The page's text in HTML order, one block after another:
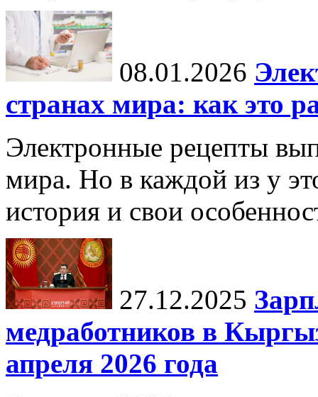
08.01.2026
странах мира: как это
Электронные рецепты
мира. Но в каждой из у
история и свои
27.12.2025
медработников в
апреля 2026 года